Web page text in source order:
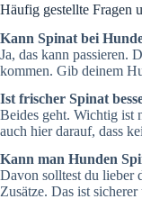
Häufig gestellte Fragen
Kann Spinat bei
Ja, das kann passieren.
kommen. Gib deinem
Ist frischer Spinat
Beides geht. Wichtig ist
auch hier darauf, dass
Kann man Hunden
Davon solltest du lieber
Zusätze. Das ist